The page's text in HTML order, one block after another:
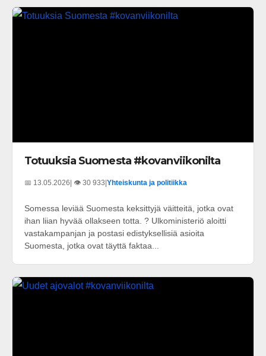
Totuuksia Suomesta #kovanviikonilta
📅 13.05.2026 | 👁️ 30 933 Yhteiskunta ja politiikka
Somessa leviää Suomesta keksittyjä väitteitä, jotka ovat
ihan liian hyvää ollakseen totta. ? Ulkoministeriö aloitti
vastakampanjan ja postasi edistyksellisiä asioita
Suomesta, jotka ovat täyttä faktaa...